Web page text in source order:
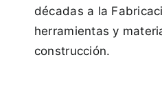
décadas a la
herramientas y
construcción.